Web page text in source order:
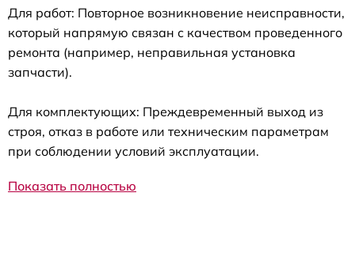
Для работ: Повторное возникновение неисправности,
который напрямую связан с качеством проведенного
ремонта (например, неправильная установка
запчасти).
Для комплектующих: Преждевременный выход из
строя, отказ в работе или техническим параметрам
при соблюдении условий эксплуатации.
Показать полностью